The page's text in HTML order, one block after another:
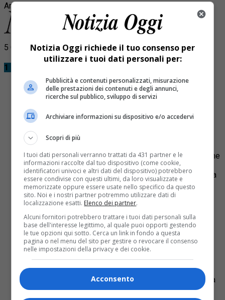
Argomenti correlati:
5 Commenti
1 Commento
Pietro Demarchi
26 Gennaio 2021 at 23:13
Voglio vedere lo studio d’impatto ambientale ed il nome
ed il titolo di chi l’ha redatto.
In questi casi non ci sono quasi mai esperti in ecologia
ma altri tecnici.
Rispondi
John
27 Gennaio 2021 at 20:29
Ma chissenefrega dell’impatto ambientale! E’ ora
di finirla con questa vaccate sull’impatto
Notizia Oggi richiede il tuo consenso per
utilizzare i tuoi dati personali per:
Pubblicità e contenuti personalizzati, misurazione
delle prestazioni dei contenuti e degli annunci,
ricerche sul pubblico, sviluppo di servizi
Archiviare informazioni su dispositivo e/o accedervi
Scopri di più
I tuoi dati personali verranno trattati da 431 partner e le
informazioni raccolte dal tuo dispositivo (come cookie,
identificatori univoci e altri dati del dispositivo) potrebbero
essere condivise con questi ultimi, da loro visualizzate e
memorizzate oppure essere usate nello specifico da questo
sito. Noi e i nostri partner potremmo utilizzare dati di
localizzazione esatti. Elenco dei partner.
Alcuni fornitori potrebbero trattare i tuoi dati personali sulla
base dell'interesse legittimo, al quale puoi opporti gestendo
le tue opzioni qui sotto. Cerca un link in fondo a questa
pagina o nel menu del sito per gestire o revocare il consenso
nelle impostazioni della privacy e dei cookie.
Acconsento